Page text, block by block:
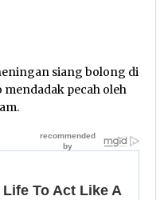
siang bolong di
pecah oleh